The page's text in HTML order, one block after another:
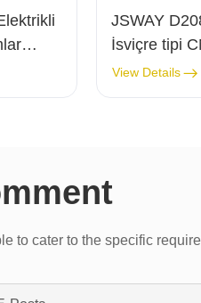
Torna
JSWAY
İsviçre tipi
tezgahı
View Details
to cater to the specific